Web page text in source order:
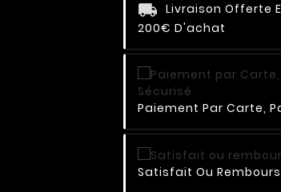
Livraison Offerte
200€ D'achat
Paiement Par Carte,
Satisfait Ou